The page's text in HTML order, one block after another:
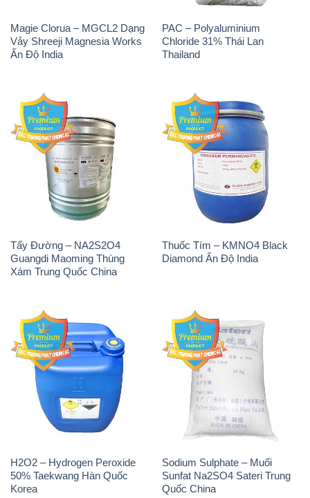
Magie Clorua – MGCL2 Dạng
Vảy Shreeji Magnesia Works
Ấn Độ India
PAC – Polyaluminium
Chloride 31% Thái Lan
Thailand
Tẩy Đường – NA2S2O4
Guangdi Maoming Thùng
Xám Trung Quốc China
Thuốc Tím – KMNO4 Black
Diamond Ấn Độ India
H2O2 – Hydrogen Peroxide
50% Taekwang Hàn Quốc
Korea
Sodium Sulphate – Muối
Sunfat Na2SO4 Sateri Trung
Quốc China